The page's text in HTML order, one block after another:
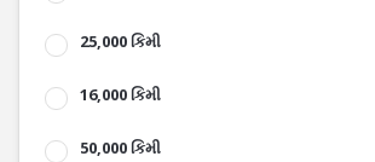
25,000 કિમી
16,000 કિમી
50,000 કિમી